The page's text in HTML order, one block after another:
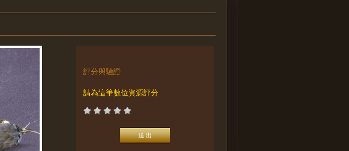
評分與驗證
請為這筆數位資源評分